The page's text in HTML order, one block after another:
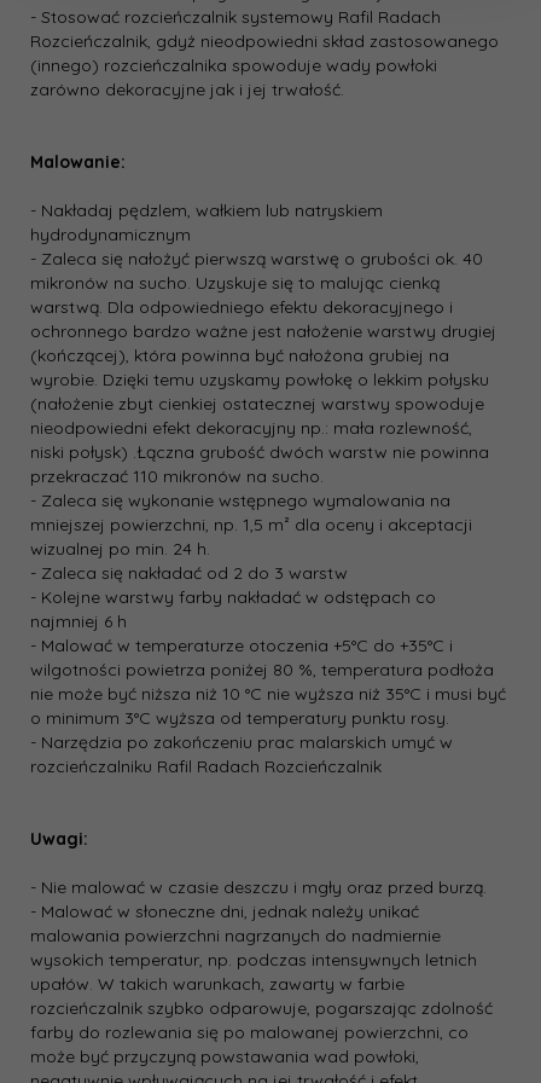
- Stosować rozcieńczalnik systemowy Rafil Radach
Rozcieńczalnik, gdyż nieodpowiedni skład zastosowanego
(innego) rozcieńczalnika spowoduje wady powłoki
zarówno dekoracyjne jak i jej trwałość.
Malowanie:
- Nakładaj pędzlem, wałkiem lub natryskiem
hydrodynamicznym
- Zaleca się nałożyć pierwszą warstwę o grubości ok. 40
mikronów na sucho. Uzyskuje się to malując cienką
warstwą. Dla odpowiedniego efektu dekoracyjnego i
ochronnego bardzo ważne jest nałożenie warstwy drugiej
(kończącej), która powinna być nałożona grubiej na
wyrobie. Dzięki temu uzyskamy powłokę o lekkim połysku
(nałożenie zbyt cienkiej ostatecznej warstwy spowoduje
nieodpowiedni efekt dekoracyjny np.: mała rozlewność,
niski połysk) .Łączna grubość dwóch warstw nie powinna
przekraczać 110 mikronów na sucho.
- Zaleca się wykonanie wstępnego wymalowania na
mniejszej powierzchni, np. 1,5 m² dla oceny i akceptacji
wizualnej po min. 24 h.
- Zaleca się nakładać od 2 do 3 warstw
- Kolejne warstwy farby nakładać w odstępach co
najmniej 6 h
- Malować w temperaturze otoczenia +5°C do +35°C i
wilgotności powietrza poniżej 80 %, temperatura podłoża
nie może być niższa niż 10 °C nie wyższa niż 35°C i musi być
o minimum 3°C wyższa od temperatury punktu rosy.
- Narzędzia po zakończeniu prac malarskich umyć w
rozcieńczalniku Rafil Radach Rozcieńczalnik
Uwagi:
- Nie malować w czasie deszczu i mgły oraz przed burzą.
- Malować w słoneczne dni, jednak należy unikać
malowania powierzchni nagrzanych do nadmiernie
wysokich temperatur, np. podczas intensywnych letnich
upałów. W takich warunkach, zawarty w farbie
rozcieńczalnik szybko odparowuje, pogarszając zdolność
farby do rozlewania się po malowanej powierzchni, co
może być przyczyną powstawania wad powłoki,